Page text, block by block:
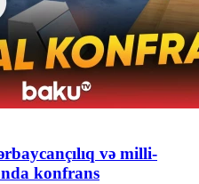
və milli-
konfrans